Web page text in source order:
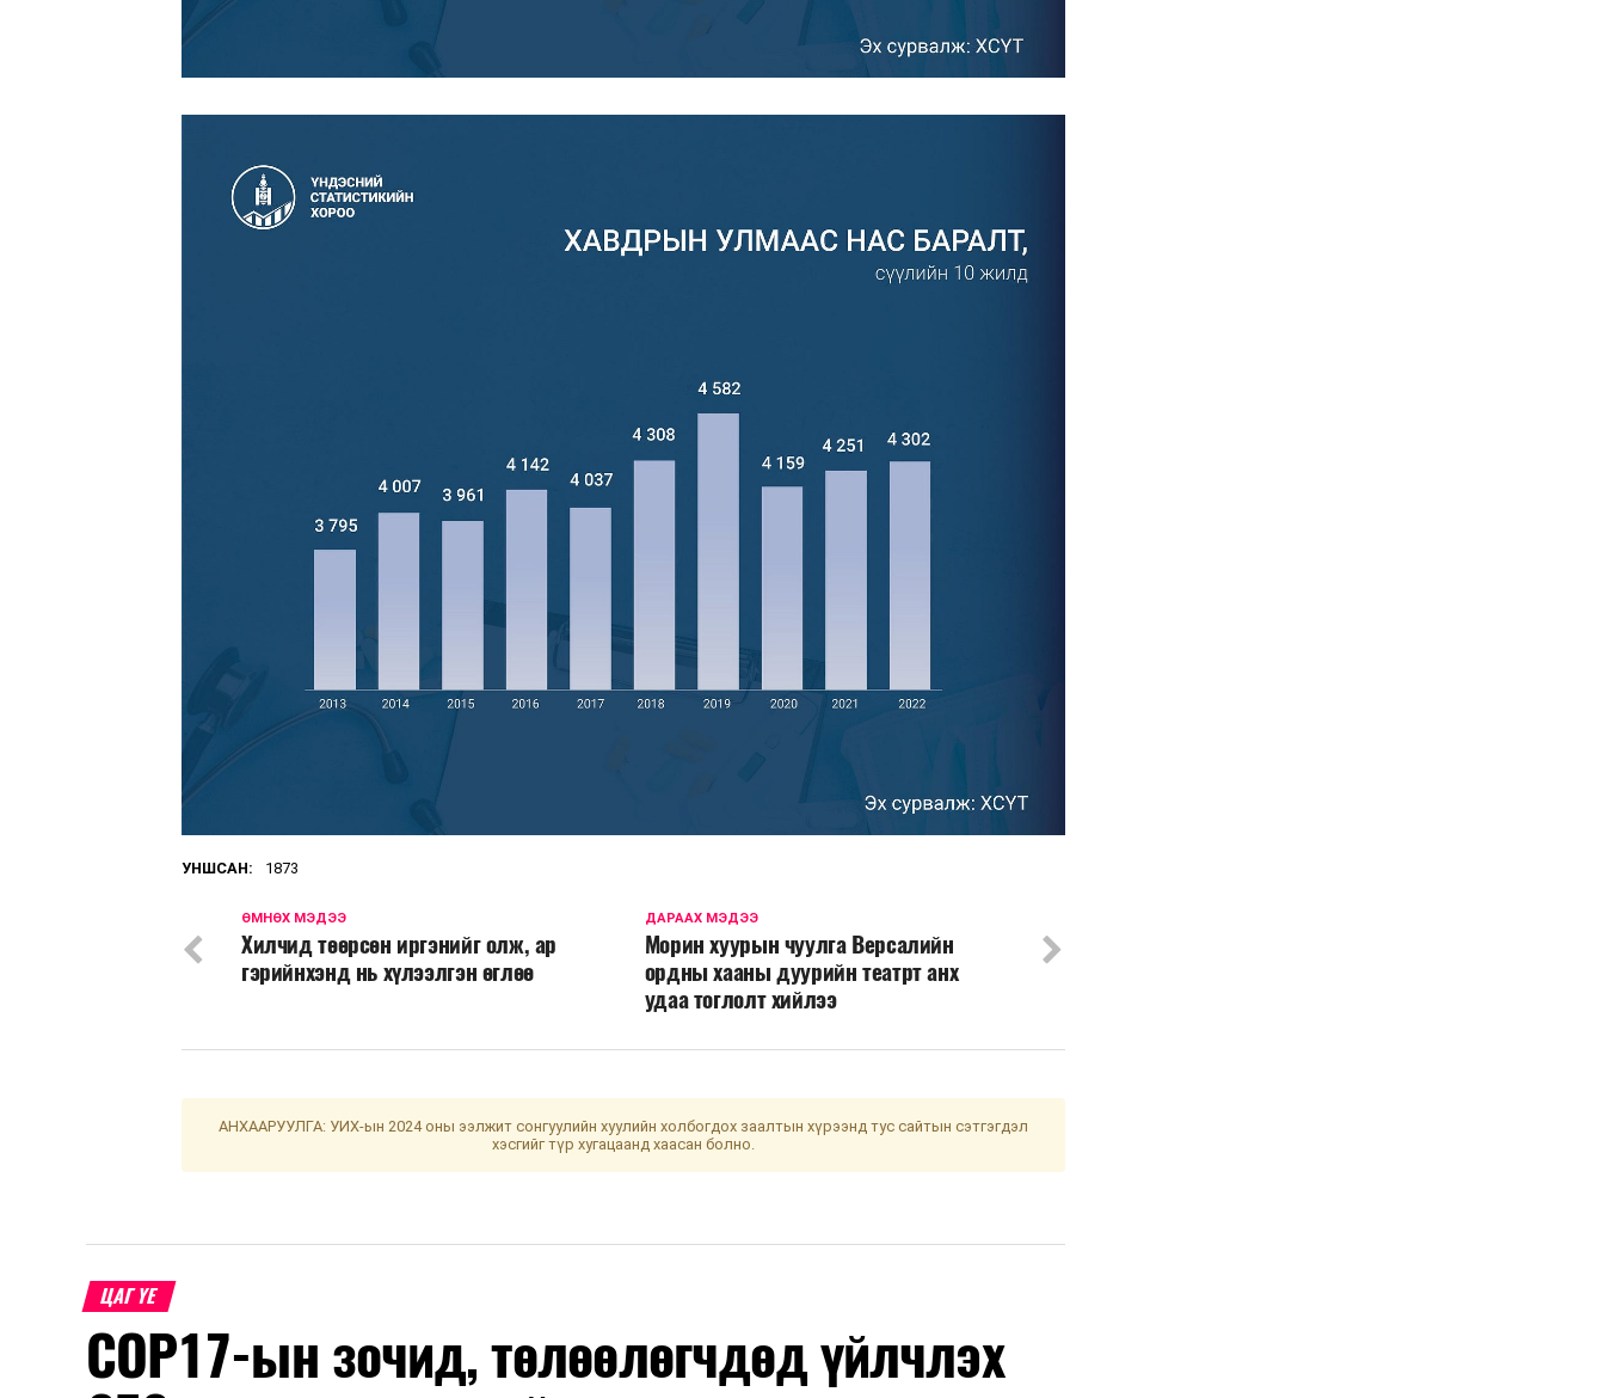
УНШСАН: 1873
ДАРААХ МЭДЭЭ
Морин хуурын чуулга Версалийн
ордны хааны дуурийн театрт анх
удаа тоглолт хийлээ
ӨМНӨХ МЭДЭЭ
Хилчид төөрсөн иргэнийг олж, ар
гэрийнхэнд нь хүлээлгэн өглөө
АНХААРУУЛГА: УИХ-ын 2024 оны ээлжит сонгуулийн хуулийн холбогдох заалтын хүрээнд тус сайтын сэтгэгдэл
хэсгийг түр хугацаанд хаасан болно.
ЦАГ ҮЕ
COP17-ын зочид, төлөөлөгчдөд үйлчлэх